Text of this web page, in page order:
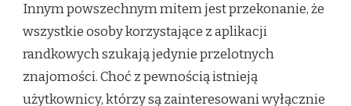
Innym powszechnym mitem jest przekonanie, że
wszystkie osoby korzystające z aplikacji
randkowych szukają jedynie przelotnych
znajomości. Choć z pewnością istnieją
użytkownicy, którzy są zainteresowani wyłącznie